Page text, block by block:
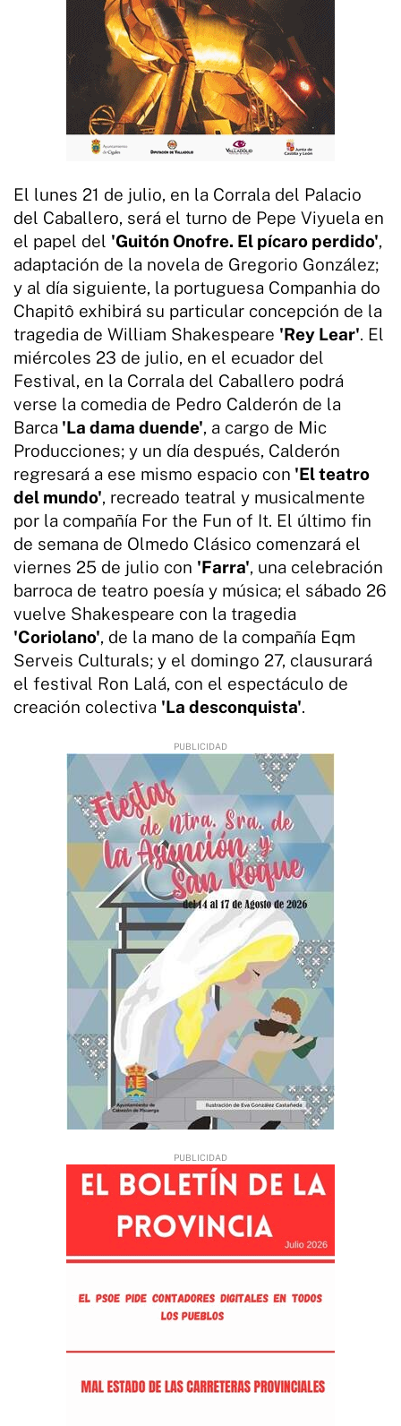
El lunes 21 de julio, en la Corrala del Palacio
del Caballero, será el turno de Pepe Viyuela en
el papel del 'Guitón Onofre. El pícaro perdido',
adaptación de la novela de Gregorio González;
y al día siguiente, la portuguesa Companhia do
Chapitô exhibirá su particular concepción de la
tragedia de William Shakespeare 'Rey Lear'. El
miércoles 23 de julio, en el ecuador del
Festival, en la Corrala del Caballero podrá
verse la comedia de Pedro Calderón de la
Barca 'La dama duende', a cargo de Mic
Producciones; y un día después, Calderón
regresará a ese mismo espacio con 'El teatro
del mundo', recreado teatral y musicalmente
por la compañía For the Fun of It. El último fin
de semana de Olmedo Clásico comenzará el
viernes 25 de julio con 'Farra', una celebración
barroca de teatro poesía y música; el sábado 26
vuelve Shakespeare con la tragedia
'Coriolano', de la mano de la compañía Eqm
Serveis Culturals; y el domingo 27, clausurará
el festival Ron Lalá, con el espectáculo de
creación colectiva 'La desconquista'.